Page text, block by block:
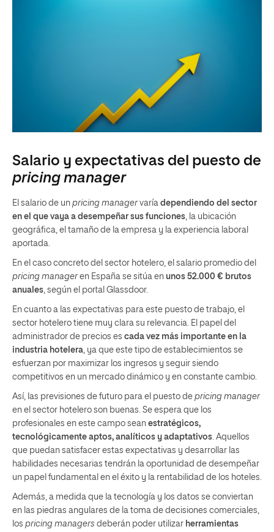
Salario y expectativas del puesto de
pricing manager
El salario de un pricing managervaría dependiendo del sector
en el que vaya a desempeñar sus funciones , la ubicación
geográfica, el tamaño de la empresa y la experiencia laboral
aportada.
En el caso concreto del sector hotelero, el salario promedio del
pricing manageren España se sitúa en unos 52.000 € brutos
anuales , según el portal Glassdoor.
En cuanto a las expectativas para este puesto de trabajo, el
sector hotelero tiene muy clara su relevancia. El papel del
administrador de precios es cada vez más importante en la
industria hotelera , ya que este tipo de establecimientos se
esfuerzan por maximizar los ingresos y seguir siendo
competitivos en un mercado dinámico y en constante cambio.
Así, las previsiones de futuro para el puesto de pricing manager
en el sector hotelero son buenas. Se espera que los
profesionales en este campo sean estratégicos,
tecnológicamente aptos, analíticos y adaptativos . Aquellos
que puedan satisfacer estas expectativas y desarrollar las
habilidades necesarias tendrán la oportunidad de desempeñar
un papel fundamental en el éxito y la rentabilidad de los hoteles.
Además, a medida que la tecnología y los datos se conviertan
en las piedras angulares de la toma de decisiones comerciales,
los pricing managers deberán poder utilizar herramientas